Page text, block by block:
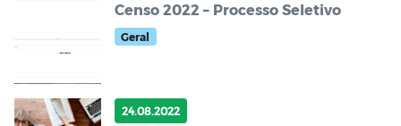
Censo 2022 – Processo Seletivo
Geral
24.08.2022